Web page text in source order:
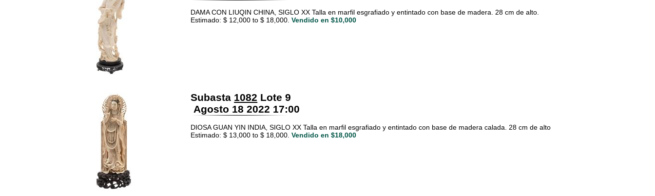
DAMA CON LIUQIN CHINA, SIGLO XX Talla en marfil esgrafiado y entintado con base de madera. 28 cm de alto.
Estimado: $ 12,000 to $ 18,000. Vendido en $10,000
Subasta 1082 Lote 9
Agosto 18 2022 17:00
DIOSA GUAN YIN INDIA, SIGLO XX Talla en marfil esgrafiado y entintado con base de madera calada. 28 cm de alto
Estimado: $ 13,000 to $ 18,000. Vendido en $18,000